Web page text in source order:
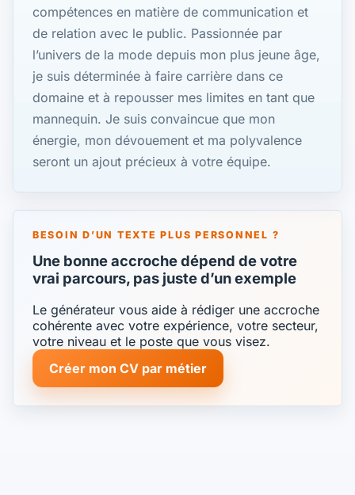
compétences en matière de communication et
de relation avec le public. Passionnée par
l’univers de la mode depuis mon plus jeune âge,
je suis déterminée à faire carrière dans ce
domaine et à repousser mes limites en tant que
mannequin. Je suis convaincue que mon
énergie, mon dévouement et ma polyvalence
seront un ajout précieux à votre équipe.
BESOIN D’UN TEXTE PLUS PERSONNEL ?
Une bonne accroche dépend de votre
vrai parcours, pas juste d’un exemple
Le générateur vous aide à rédiger une accroche
cohérente avec votre expérience, votre secteur,
votre niveau et le poste que vous visez.
Créer mon CV par métier